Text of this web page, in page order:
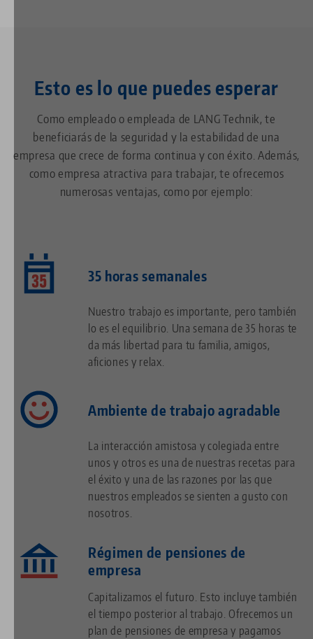
Esto es lo que puedes esperar
Como empleado o empleada de LANG Technik, te
beneficiarás de la seguridad y la estabilidad de una
empresa que crece de forma continua y con éxito. Además,
como empresa atractiva para trabajar, te ofrecemos
numerosas ventajas, como por ejemplo:
35 horas semanales
Nuestro trabajo es importante, pero también
lo es el equilibrio. Una semana de 35 horas te
da más libertad para tu familia, amigos,
aficiones y relax.
Ambiente de trabajo agradable
La interacción amistosa y colegiada entre
unos y otros es una de nuestras recetas para
el éxito y una de las razones por las que
nuestros empleados se sienten a gusto con
nosotros.
Régimen de pensiones de
empresa
Capitalizamos el futuro. Esto incluye también
el tiempo posterior al trabajo. Ofrecemos un
plan de pensiones de empresa y pagamos